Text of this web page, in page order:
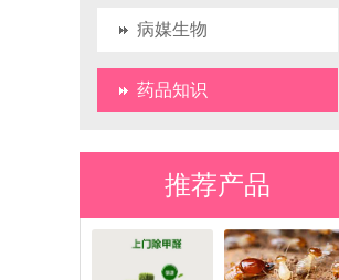
病媒生物
药品知识
推荐产品